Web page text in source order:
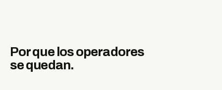
Por que los operadores
se quedan.